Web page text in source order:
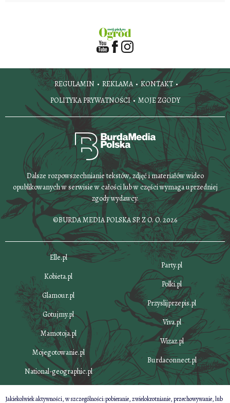
REGULAMIN REKLAMA
KONTAKT
POLITYKA PRYWATNOŚCI
MOJE ZGODY
Dalsze rozpowszechnianie tekstów, zdjęć i materiałów wideo
opublikowanych w serwisie w całości lub w części wymaga uprzedniej
zgody wydawcy.
©BURDA MEDIA POLSKA SP. Z O. O. 2026
Elle.pl
Kobieta.pl
Glamour.pl
Gotujmy.pl
Mamotoja.pl
Mojegotowanie.pl
National-geographic.pl
Party.pl
Polki.pl
Przyslijprzepis.pl
Viva.pl
Wizaz.pl
Burdaconnect.pl
Jakiekolwiek aktywności, w szczególności: pobieranie, zwielokrotnianie, przechowywanie, lub